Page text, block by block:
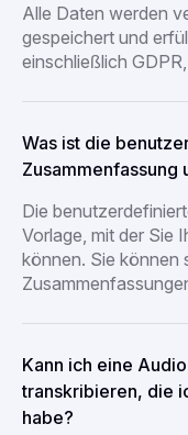
Alle Daten werden
gespeichert und
einschließlich
Was ist die
Zusammenfassung
Die
Vorlage, mit der Sie
können. Sie können
Kann ich eine
transkribieren, die
habe?